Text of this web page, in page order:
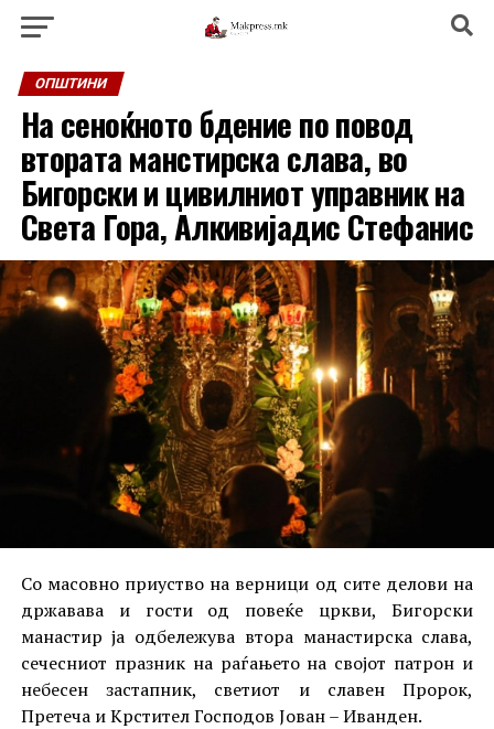
ОПШТИНИ
На сеноќното бдение по повод
втората манстирска слава, во
Бигорски и цивилниот управник на
Света Гора, Алкивијадис Стефанис
Со масовно приуство на верници од сите делови на
државава и гости од повеќе цркви, Бигорски
манастир ја одбележува втора манастирска слава,
сечесниот празник на раѓањето на својот патрон и
небесен застапник, светиот и славен Пророк,
Претеча и Крстител Господов Јован – Иванден.